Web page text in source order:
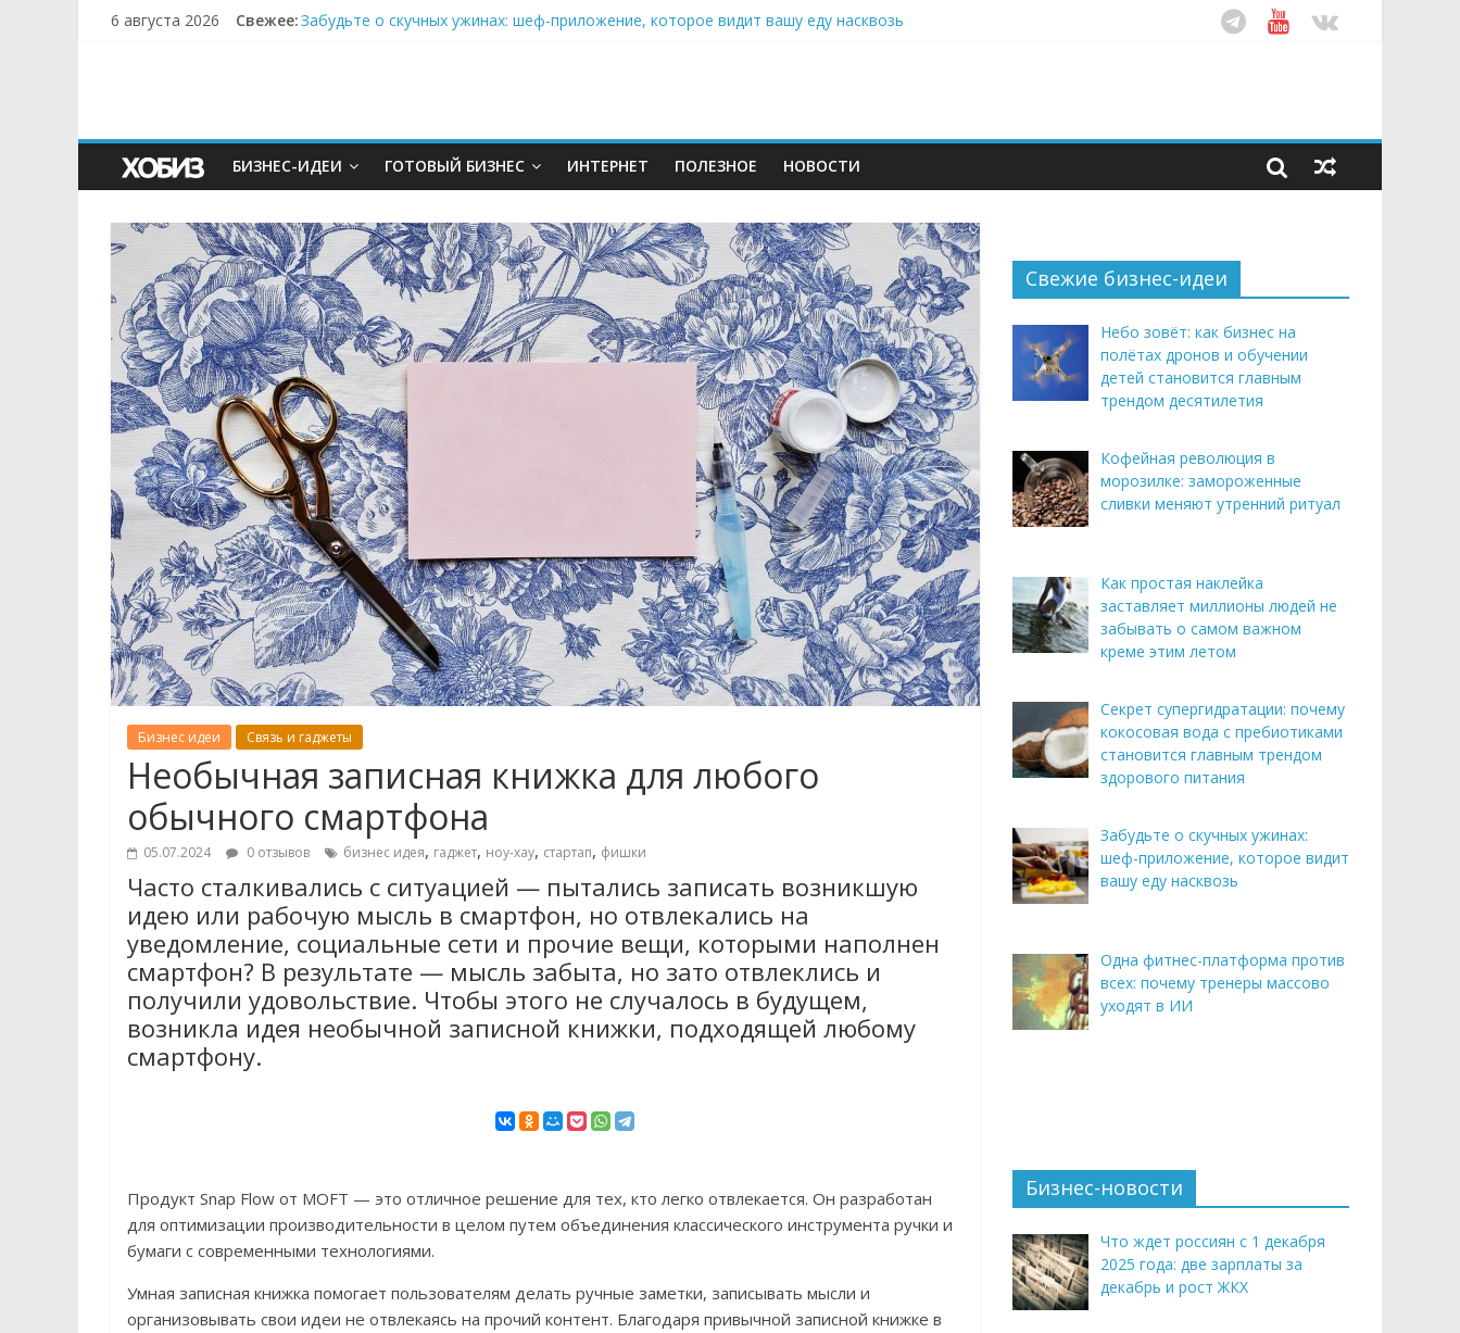
6 августа 2026 Свежее:Забудьте о скучных ужинах: шеф-приложение, которое видит вашу еду насквозь
БИЗНЕС-ИДЕИ ГОТОВЫЙ БИЗНЕС ИНТЕРНЕТ ПОЛЕЗНОЕ НОВОСТИ
Бизнес идеи Связь и гаджеты
Необычная записная книжка для любого
обычного смартфона
05.07.2024 0 отзывов бизнес идея, гаджет, ноу-хау, стартап, фишки
Часто сталкивались с ситуацией — пытались записать возникшую
идею или рабочую мысль в смартфон, но отвлекались на
уведомление, социальные сети и прочие вещи, которыми наполнен
смартфон? В результате — мысль забыта, но зато отвлеклись и
получили удовольствие. Чтобы этого не случалось в будущем,
возникла идея необычной записной книжки, подходящей любому
смартфону.
Продукт Snap Flow от MOFT — это отличное решение для тех, кто легко отвлекается. Он разработан
для оптимизации производительности в целом путем объединения классического инструмента ручки и
бумаги с современными технологиями.
Умная записная книжка помогает пользователям делать ручные заметки, записывать мысли и
организовывать свои идеи не отвлекаясь на прочий контент. Благодаря привычной записной книжке в
Свежие бизнес-идеи
Небо зовёт: как бизнес на
полётах дронов и обучении
детей становится главным
трендом десятилетия
Кофейная революция в
морозилке: замороженные
сливки меняют утренний ритуал
Как простая наклейка
заставляет миллионы людей не
забывать о самом важном
креме этим летом
Секрет супергидратации: почему
кокосовая вода с пребиотиками
становится главным трендом
здорового питания
Забудьте о скучных ужинах:
шеф-приложение, которое видит
вашу еду насквозь
Одна фитнес-платформа против
всех: почему тренеры массово
уходят в ИИ
Бизнес-новости
Что ждет россиян с 1 декабря
2025 года: две зарплаты за
декабрь и рост ЖКХ